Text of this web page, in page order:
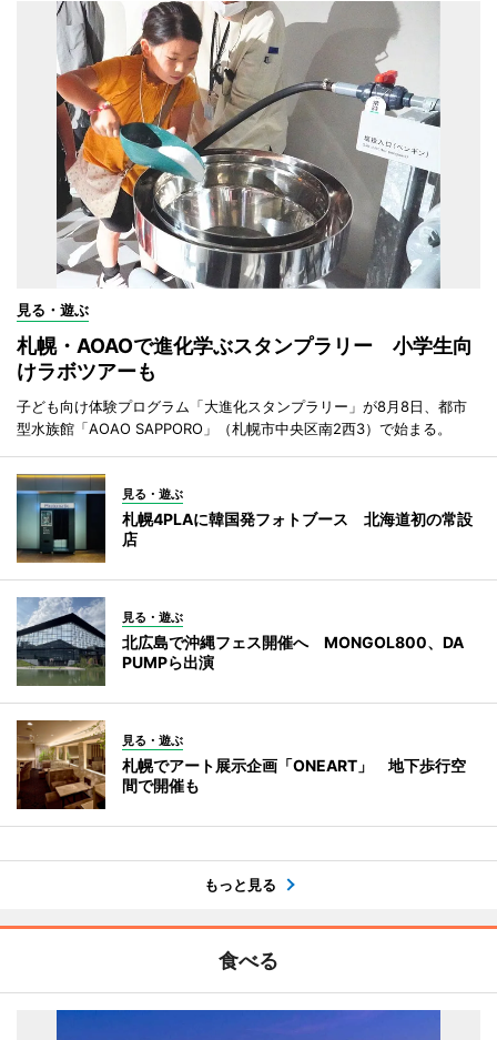
見る・遊ぶ
札幌・AOAOで進化学ぶスタンプラリー 小学生向
けラボツアーも
子ども向け体験プログラム「大進化スタンプラリー」が8月8日、都市
型水族館「AOAO SAPPORO」（札幌市中央区南2西3）で始まる。
見る・遊ぶ
札幌4PLAに韓国発フォトブース 北海道初の常設
店
見る・遊ぶ
北広島で沖縄フェス開催へ MONGOL800、DA
PUMPら出演
見る・遊ぶ
札幌でアート展示企画「ONEART」 地下歩行空
間で開催も
もっと見る
食べる